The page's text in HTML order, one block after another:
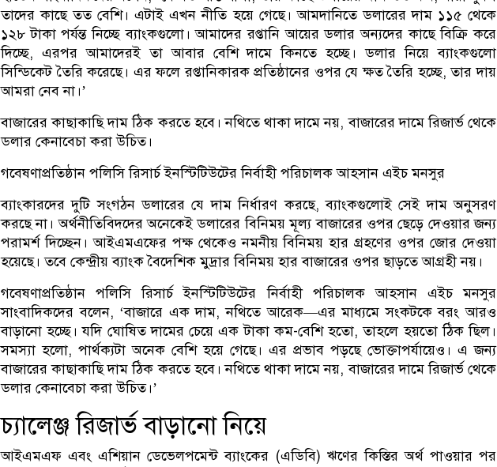
তাদের কাছে তত বেশি। এটাই এখন নীতি হয়ে গেছে। আমদানিতে ডলারের দাম ১১৫ থেকে
১২৮ টাকা পর্যন্ত নিচ্ছে ব্যাংকগুলো। আমাদের রপ্তানি আয়ের ডলার অন্যদের কাছে বিক্রি করে
দিচ্ছে, এরপর আমাদেরই তা আবার বেশি দামে কিনতে হচ্ছে। ডলার নিয়ে ব্যাংকগুলো
সিন্ডিকেট তৈরি করেছে। এর ফলে রপ্তানিকারক প্রতিষ্ঠানের ওপর যে ক্ষত তৈরি হচ্ছে, তার দায়
আমরা নেব না।’
বাজারের কাছাকাছি দাম ঠিক করতে হবে। নথিতে থাকা দামে নয়, বাজারের দামে রিজার্ভ থেকে
ডলার কেনাবেচা করা উচিত।
গবেষণাপ্রতিষ্ঠান পলিসি রিসার্চ ইনস্টিটিউটের নির্বাহী পরিচালক আহসান এইচ মনসুর
ব্যাংকারদের দুটি সংগঠন ডলারের যে দাম নির্ধারণ করছে, ব্যাংকগুলোই সেই দাম অনুসরণ
করছে না। অর্থনীতিবিদদের অনেকেই ডলারের বিনিময় মূল্য বাজারের ওপর ছেড়ে দেওয়ার জন্য
পরামর্শ দিচ্ছেন। আইএমএফের পক্ষ থেকেও নমনীয় বিনিময় হার গ্রহণের ওপর জোর দেওয়া
হয়েছে। তবে কেন্দ্রীয় ব্যাংক বৈদেশিক মুদ্রার বিনিময় হার বাজারের ওপর ছাড়তে আগ্রহী নয়।
গবেষণাপ্রতিষ্ঠান পলিসি রিসার্চ ইনস্টিটিউটের নির্বাহী পরিচালক আহসান এইচ মনসুর
সাংবাদিকদের বলেন, ‘বাজারে এক দাম, নথিতে আরেক—এর মাধ্যমে সংকটকে বরং আরও
বাড়ানো হচ্ছে। যদি ঘোষিত দামের চেয়ে এক টাকা কম-বেশি হতো, তাহলে হয়তো ঠিক ছিল।
সমস্যা হলো, পার্থক্যটা অনেক বেশি হয়ে গেছে। এর প্রভাব পড়ছে ভোক্তাপর্যায়েও। এ জন্য
বাজারের কাছাকাছি দাম ঠিক করতে হবে। নথিতে থাকা দামে নয়, বাজারের দামে রিজার্ভ থেকে
ডলার কেনাবেচা করা উচিত।’
চ্যালেঞ্জ রিজার্ভ বাড়ানো নিয়ে
আইএমএফ এবং এশিয়ান ডেভেলপমেন্ট ব্যাংকের (এডিবি) ঋণের কিস্তির অর্থ পাওয়ার পর